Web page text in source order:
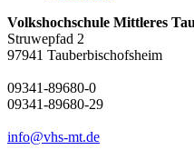
Volkshochschule Mittleres
Struwepfad 2
97941 Tauberbischofsheim
09341-89680-0
09341-89680-29
info@vhs-mt.de